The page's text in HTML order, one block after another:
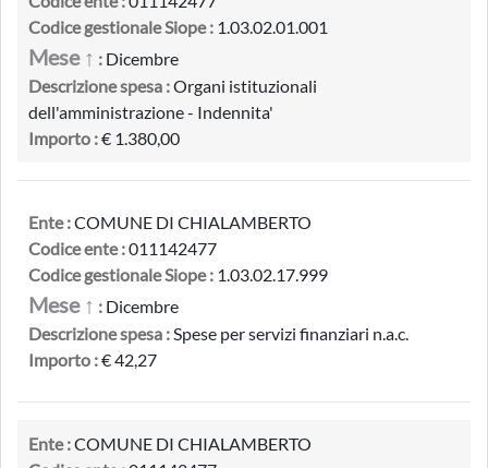
Codice gestionale Siope : 1.03.02.01.001
Mese ↑ : Dicembre
Descrizione spesa :Organi istituzionali
dell'amministrazione - Indennita'
Importo :€ 1.380,00
Ente :COMUNE DI CHIALAMBERTO
Codice ente :011142477
Codice gestionale Siope : 1.03.02.17.999
Mese ↑ : Dicembre
Descrizione spesa :Spese per servizi finanziari n.a.c.
Importo :€ 42,27
Ente :COMUNE DI CHIALAMBERTO